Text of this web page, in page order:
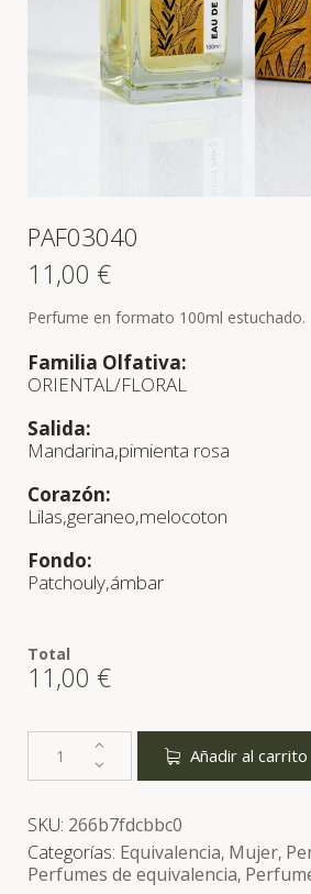
PAF03040
11,00 €
Perfume en formato 100ml estuchado.
Familia Olfativa:
ORIENTAL/FLORAL
Salida:
Mandarina,pimienta rosa
Corazón:
Lilas,geraneo,melocoton
Fondo:
Patchouly,ámbar
Total
11,00 €
Añadir al carrito
SKU: 266b7fdcbbc0
Categorías: Equivalencia, Mujer,
Perfumes de equivalencia,